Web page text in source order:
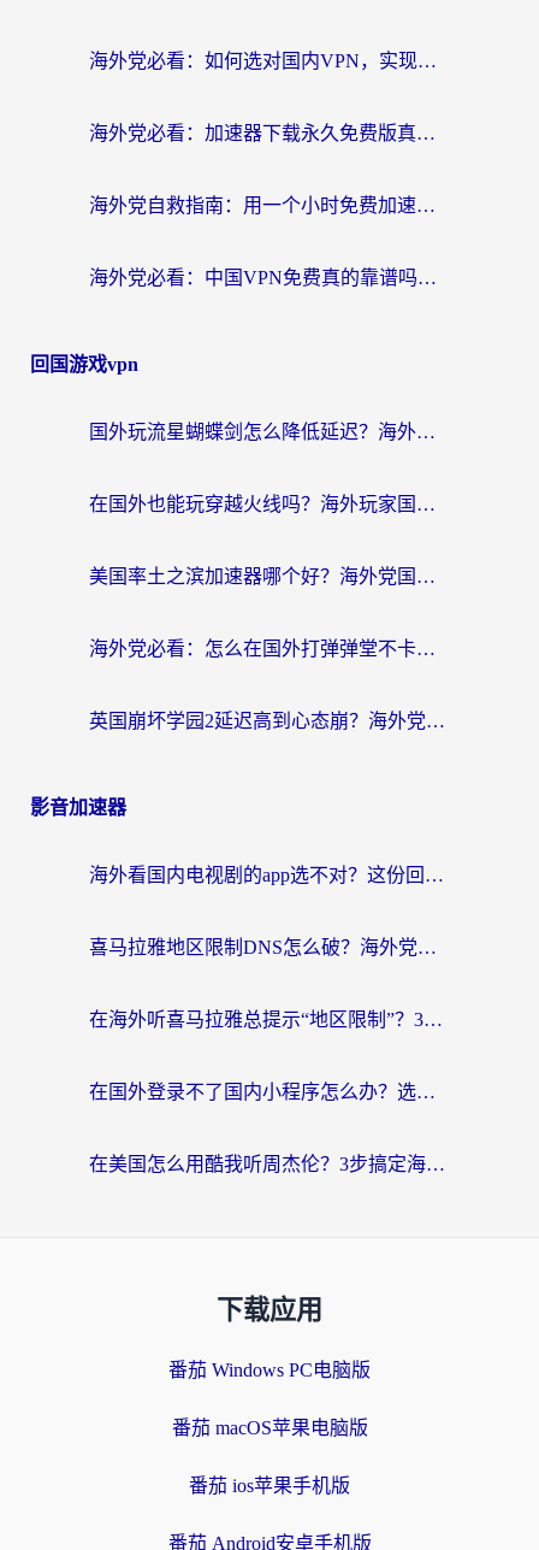
海外党必看：如何选对国内VPN，实现无缝访问国内资源？
海外党必看：加速器下载永久免费版真的存在吗？教你无缝访问国内资源的正确姿势
海外党自救指南：用一个小时免费加速器，轻松打破国内资源访问壁垒？
海外党必看：中国VPN免费真的靠谱吗？手把手教你选对回国加速器
回国游戏vpn
国外玩流星蝴蝶剑怎么降低延迟？海外党必看的加速秘籍（含欧洲鸣潮&彩虹岛优化攻略）
在国外也能玩穿越火线吗？海外玩家国服游戏畅玩终极指南
美国率土之滨加速器哪个好？海外党国服游戏畅玩终极指南（附多游戏解决方案）
海外党必看：怎么在国外打弹弹堂不卡？番茄加速器亲测指南
英国崩坏学园2延迟高到心态崩？海外党国服游戏加速终极指南
影音加速器
海外看国内电视剧的app选不对？这份回国加速器避坑指南帮你流畅追剧
喜马拉雅地区限制DNS怎么破？海外党听国内音乐听书的终极解决方案
在海外听喜马拉雅总提示“地区限制”？3步轻松解除+听国内音乐全攻略
在国外登录不了国内小程序怎么办？选对回国加速器，轻松解锁国内资源
在美国怎么用酷我听周杰伦？3步搞定海外听歌难题
下载应用
番茄 Windows PC电脑版
番茄 macOS苹果电脑版
番茄 ios苹果手机版
番茄 Android安卓手机版